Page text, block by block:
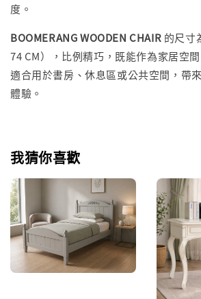
度。
BOOMERANG WOODEN CHAIR 的尺寸
74 CM），比例精巧，既能作為家居空
適合用於書房、休息區或公共空間，帶
體驗。
我猜你喜歡